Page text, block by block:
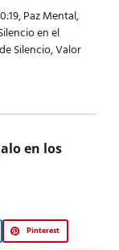
,Paz Mental,
en el
Silencio,Valor
en los
Pinterest